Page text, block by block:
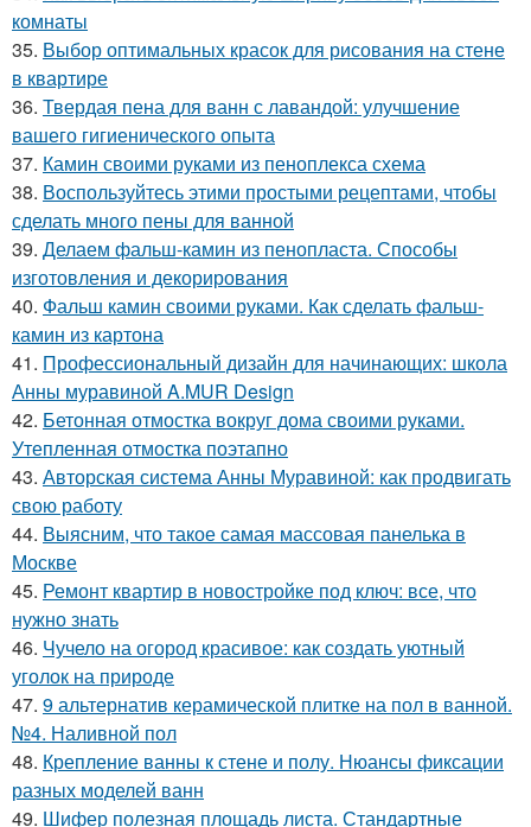
комнаты
35. Выбор оптимальных красок для рисования на стене
в квартире
36. Твердая пена для ванн с лавандой: улучшение
вашего гигиенического опыта
37. Камин своими руками из пеноплекса схема
38. Воспользуйтесь этими простыми рецептами, чтобы
сделать много пены для ванной
39. Делаем фальш-камин из пенопласта. Способы
изготовления и декорирования
40. Фальш камин своими руками. Как сделать фальш-
камин из картона
41. Профессиональный дизайн для начинающих: школа
Анны муравиной A.MUR Design
42. Бетонная отмостка вокруг дома своими руками.
Утепленная отмостка поэтапно
43. Авторская система Анны Муравиной: как продвигать
свою работу
44. Выясним, что такое самая массовая панелька в
Москве
45. Ремонт квартир в новостройке под ключ: все, что
нужно знать
46. Чучело на огород красивое: как создать уютный
уголок на природе
47. 9 альтернатив керамической плитке на пол в ванной.
№4. Наливной пол
48. Крепление ванны к стене и полу. Нюансы фиксации
разных моделей ванн
49. Шифер полезная площадь листа. Стандартные